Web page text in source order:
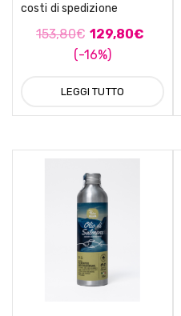
costi di spedizione
153,80€ 129,80€
(-16%)
LEGGI TUTTO